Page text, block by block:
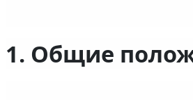
1. Общие